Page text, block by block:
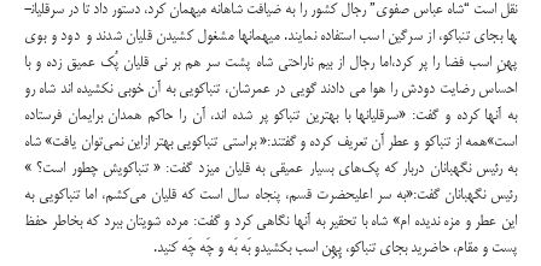
نقل است “شاه عباس صفوی” رجال کشور را به ضیافت شاهانه میهمان کرد، دستور داد تا در سرقلیان­
ها بجای تنباکو، از سرگین اسب استفاده نمایند. میهمان­ها مشغول کشیدن قلیان شدند و دود و بوی
پهنِ اسب فضا را پر کرد،اما رجال از بیم ناراحتی‌ شاه پشت سر هم بر نی قلیان پُک عمیق زده و با
احساس رضایت دودش را هوا می دادند گویی در عمرشان، تنباکویی به آن خوبی‌ نکشیده اند شاه رو
به آنها کرده و گفت: «سرقلیان­ها با بهترین تنباکو پر شده اند، آن را حاکم همدان برایمان فرستاده
است»همه از تنباکو و عطر آن تعریف کرده و گفتند:« براستی تنباکویی بهتر ازاین نمی‌توان یافت» شاه
به رئیس نگهبانان دربار که پک‌های بسیار عمیقی به قلیان می­زد گفت: « تنباکویش چطور است؟ »
رئیس نگهبانان گفت:«به سر اعلیحضرت قسم، پنجاه سال است که قلیان می‌کشم، اما تنباکویی به
این عطر و مزه ندیده­ ام» شاه با تحقیر به آنها نگاهی‌ کرد و گفت: مرده شویتان ببرد که بخاطر حفظ
پست و مقام، حاضرید بجای تنباکو، پِهِن اسب بکشیدو بَه‌‌‌ بَه‌‌‌‌‌‌ و چَه چَه کنید.